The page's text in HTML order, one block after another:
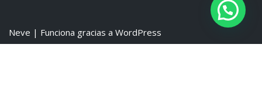
Neve | Funciona gracias a WordPress